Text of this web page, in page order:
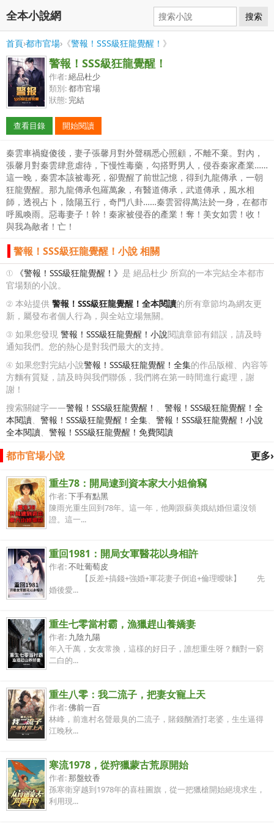
全本小說網 搜索
首頁›都市官場›《警報！SSS級狂龍覺醒！ 》
警報！SSS級狂龍覺醒！
作者:絕品杜少
類別:都市官場
狀態: 完結
查看目錄 開始閱讀
秦雲車禍癡傻後，妻子張馨月對外聲稱悉心照顧，不離不棄。對內，
張馨月對秦雲肆意虐待，下慢性毒藥，勾搭野男人，侵吞秦家產業……
這一晚，秦雲本該被毒死，卻覺醒了前世記憶，得到九龍傳承，一朝
狂龍覺醒。那九龍傳承包羅萬象，有醫道傳承，武道傳承，風水相
師，透視占卜，陰陽五行，奇門八卦……秦雲習得萬法於一身，在都市
呼風喚雨。惡毒妻子！幹！秦家被侵吞的產業！奪！美女如雲！收！
與我為敵者！亡！
警報！SSS級狂龍覺醒！小說 相關
① 《警報！SSS級狂龍覺醒！》 是 絕品杜少 所寫的一本完結全本都市
官場類的小說。
② 本站提供 警報！SSS級狂龍覺醒！全本閱讀的所有章節均為網友更
新，屬發布者個人行為，與全站立場無關。
③ 如果您發現 警報！SSS級狂龍覺醒！小說閱讀章節有錯誤，請及時
通知我們。您的熱心是對我們最大的支持。
④ 如果您對完結小說警報！SSS級狂龍覺醒！全集的作品版權、內容等
方麵有質疑，請及時與我們聯係，我們將在第一時間進行處理，謝
謝！
搜索關鍵字——警報！SSS級狂龍覺醒！ 、 警報！SSS級狂龍覺醒！全
本閱讀、 警報！SSS級狂龍覺醒！全集、 警報！SSS級狂龍覺醒！小說
全本閱讀、 警報！SSS級狂龍覺醒！免費閱讀
更多›
都市官場小說
重生78：開局逮到資本家大小姐偷竊
作者:下手有點黑
陳雨光重生回到78年。這一年，他剛跟蘇美娥結婚但還沒領
證。這一...
重回1981：開局女軍醫花以身相許
作者:不吐葡萄皮
【反差+搞錢+強婚+軍花妻子倒追+倫理曖昧】 先
婚後愛...
重生七零當村霸，漁獵趕山養嬌妻
作者: 九陰九陽
年入千萬，女友常換，這樣的好日子，誰想重生呀？麵對一窮
二白的...
重生八零：我二流子，把妻女寵上天
作者:佛前一百
林峰，前進村名聲最臭的二流子，賭錢酗酒打老婆，生生逼得
江晚秋...
寒流1978，從狩獵蒙古荒原開始
作者:那盤蚊香
孫寒衛穿越到1978年的喜桂圖旗，從一把獵槍開始絕境求生，
利用現...